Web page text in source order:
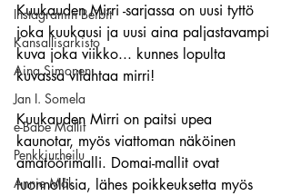
Instagramin Beibit
Kansallisarkisto
Aina Simonen
Jan I. Somela
e-Babe Mallit
Penkkiurheilu
Annie Mål
Kuukauden Mirri -sarjassa on uusi tyttö
joka kuukausi ja uusi aina paljastavampi
kuva joka viikko... kunnes lopulta
kuvassa vilahtaa mirri!
Kuukauden Mirri on paitsi upea
kaunotar, myös viattoman näköinen
amatöörimalli. Domai-mallit ovat
luonnollisia, lähes poikkeuksetta myös